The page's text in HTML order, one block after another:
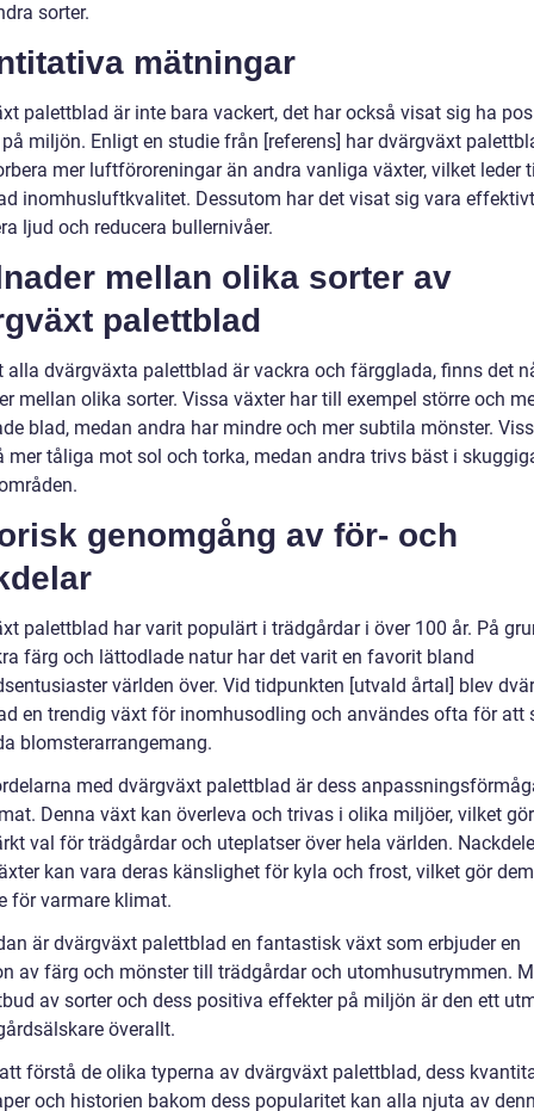
sorter.
mätningar
palettblad är inte bara vackert, det har också visat sig ha
miljön. Enligt en studie från [referens] har dvärgväxt
mer luftföroreningar än andra vanliga växter, vilket leder
inomhusluftkvalitet. Dessutom har det visat sig vara
ljud och reducera bullernivåer.
mellan olika sorter av
palettblad
alla dvärgväxta palettblad är vackra och färgglada, finns det
mellan olika sorter. Vissa växter har till exempel större och
blad, medan andra har mindre och mer subtila mönster.
mer tåliga mot sol och torka, medan andra trivs bäst i
genomgång av för- och
palettblad har varit populärt i trädgårdar i över 100 år. På
färg och lättodlade natur har det varit en favorit bland
världen över. Vid tidpunkten [utvald årtal] blev
en trendig växt för inomhusodling och användes ofta för att
blomsterarrangemang.
med dvärgväxt palettblad är dess
Denna växt kan överleva och trivas i olika miljöer, vilket
val för trädgårdar och uteplatser över hela världen.
kan vara deras känslighet för kyla och frost, vilket gör
för varmare klimat.
är dvärgväxt palettblad en fantastisk växt som erbjuder en
av färg och mönster till trädgårdar och utomhusutrymmen.
av sorter och dess positiva effekter på miljön är den ett
överallt.
förstå de olika typerna av dvärgväxt palettblad, dess
och historien bakom dess popularitet kan alla njuta av